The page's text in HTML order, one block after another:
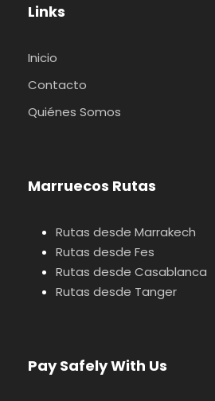
Links
Inicio
Contacto
Quiénes Somos
Marruecos Rutas
Rutas desde Marrakech
Rutas desde Fes
Rutas desde Casablanca
Rutas desde Tanger
Pay Safely With Us